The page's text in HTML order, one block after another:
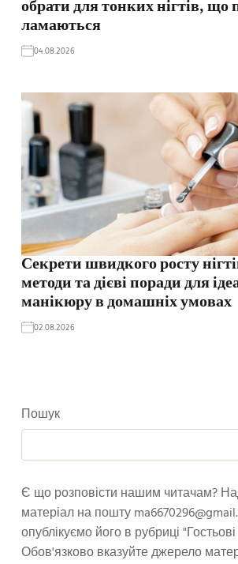
обрати для тонких нігтів, що
ламаються
04.08.2026
Секрети швидкого росту
методи та дієві поради для
манікюру в домашніх умовах
02.08.2026
Пошук
Є що розповісти нашим читачам?
матеріал на пошту
опублікуємо його в рубриці
Обов'язково вказуйте джерело